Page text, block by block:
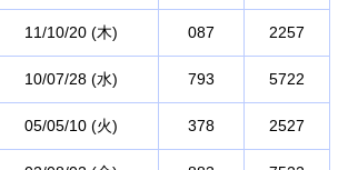
11/10/20 (木) 087 2257
10/07/28 (水) 793 5722
05/05/10 (火) 378 2527